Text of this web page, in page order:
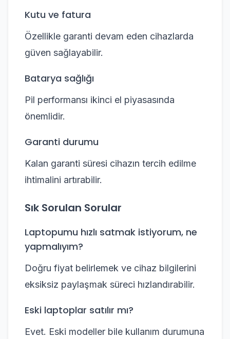
Kutu ve fatura
Özellikle garanti devam eden cihazlarda
güven sağlayabilir.
Batarya sağlığı
Pil performansı ikinci el piyasasında
önemlidir.
Garanti durumu
Kalan garanti süresi cihazın tercih edilme
ihtimalini artırabilir.
Sık Sorulan Sorular
Laptopumu hızlı satmak istiyorum, ne
yapmalıyım?
Doğru fiyat belirlemek ve cihaz bilgilerini
eksiksiz paylaşmak süreci hızlandırabilir.
Eski laptoplar satılır mı?
Evet. Eski modeller bile kullanım durumuna